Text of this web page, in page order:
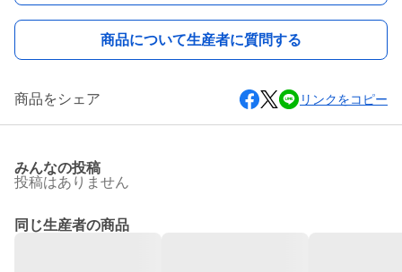
商品について生産者に質問する
商品をシェア リンクをコピー
みんなの投稿
投稿はありません
同じ生産者の商品